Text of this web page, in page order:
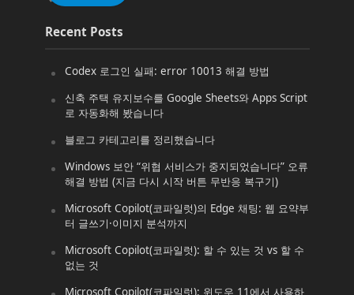
Recent Posts
Codex 로그인 실패: error 10013 해결 방법
신축 주택 유지보수를 Google Sheets와 Apps Script
로 자동화해 봤습니다
블로그 카테고리를 정리했습니다
Windows 보안 “위협 서비스가 중지되었습니다” 오류
해결 방법 (지금 다시 시작 버튼 무반응 복구기)
Microsoft Copilot(코파일럿)의 Edge 채팅: 웹 요약부
터 글쓰기·이미지 분석까지
Microsoft Copilot(코파일럿): 할 수 있는 것 vs 할 수
없는 것
Microsoft Copilot(코파일럿): 윈도우 11에서 사용하